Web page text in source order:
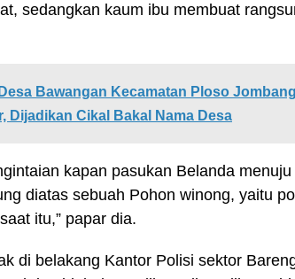
sedangkan kaum ibu membuat
Bawangan Kecamatan Ploso
Dijadikan Cikal Bakal Nama Desa
kapan pasukan Belanda
diatas sebuah Pohon winong, yaitu
itu,” papar dia.
di belakang Kantor Polisi sektor